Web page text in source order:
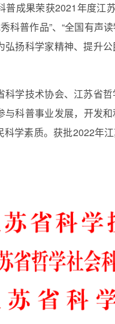
普成果荣获2021年度江
科普作品”、“全国有声
弘扬科学家精神、提升
科学技术协会、江苏省
与科普事业发展，开发
科学素质。获批2022年